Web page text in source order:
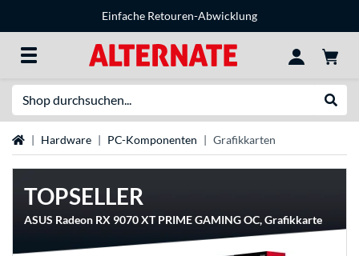
Einfache Retouren-Abwicklung
StartseiteHardware PC-Komponenten Grafikkarten
TOPSELLER
ASUS Radeon RX 9070 XT PRIME GAMING OC, Grafikkarte